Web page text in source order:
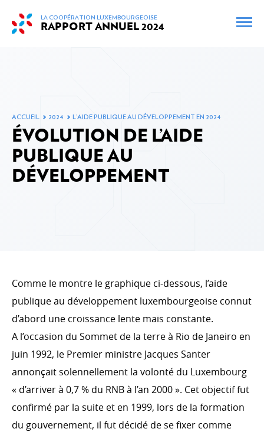
LA COOPÉRATION LUXEMBOURGEOISE
RAPPORT ANNUEL 2024
PRÉFACE DE MONSIEUR LE MINISTRE
RÉUNIONS ET DÉPLACEMENTS MINISTÉRIELS EN
Ventilation de l'APD par ministère en 2024
Ventilation de l’APD par type de coopération en 2024
Ventilation de l’APD par secteurs d’intervention en
2024
Le Fonds de la Coopération au développement en
2024
Évolution de l’aide publique au développement
LA COOPÉRATION LUXEMBOURGEOISE ET SES
ACCUEIL 2024 L’AIDE PUBLIQUE AU DÉVELOPPEMENT EN 2024
ÉVOLUTION DE L’AIDE
PUBLIQUE AU
DÉVELOPPEMENT
Comme le montre le graphique ci-dessous, l’aide
publique au développement luxembourgeoise connut
d’abord une croissance lente mais constante.
A l’occasion du Sommet de la terre à Rio de Janeiro en
juin 1992, le Premier ministre Jacques Santer
annonçait solennellement la volonté du Luxembourg
« d’arriver à 0,7 % du RNB à l’an 2000 ». Cet objectif fut
confirmé par la suite et en 1999, lors de la formation
du gouvernement, il fut décidé de se fixer comme